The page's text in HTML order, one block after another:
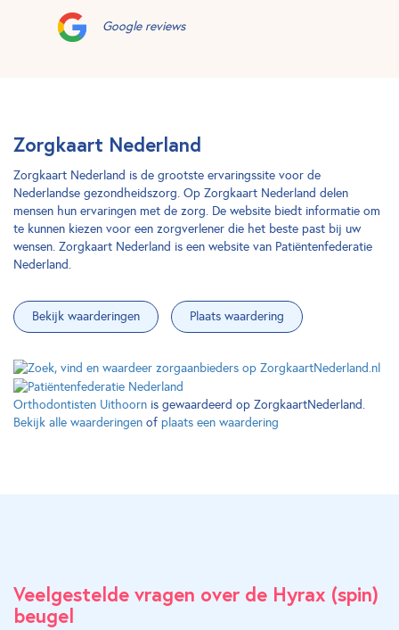
Zorgkaart Nederland
Zorgkaart Nederland is de grootste ervaringssite voor de
Nederlandse gezondheidszorg. Op Zorgkaart Nederland delen
mensen hun ervaringen met de zorg. De website biedt informatie om
te kunnen kiezen voor een zorgverlener die het beste past bij uw
wensen. Zorgkaart Nederland is een website van Patiëntenfederatie
Nederland.
Bekijk waarderingen Plaats waardering
Orthodontisten Uithoorn is gewaardeerd op ZorgkaartNederland.
Bekijk alle waarderingen of plaats een waardering
Veelgestelde vragen over de Hyrax (spin)
beugel